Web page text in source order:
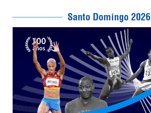
Santo Domingo 2026